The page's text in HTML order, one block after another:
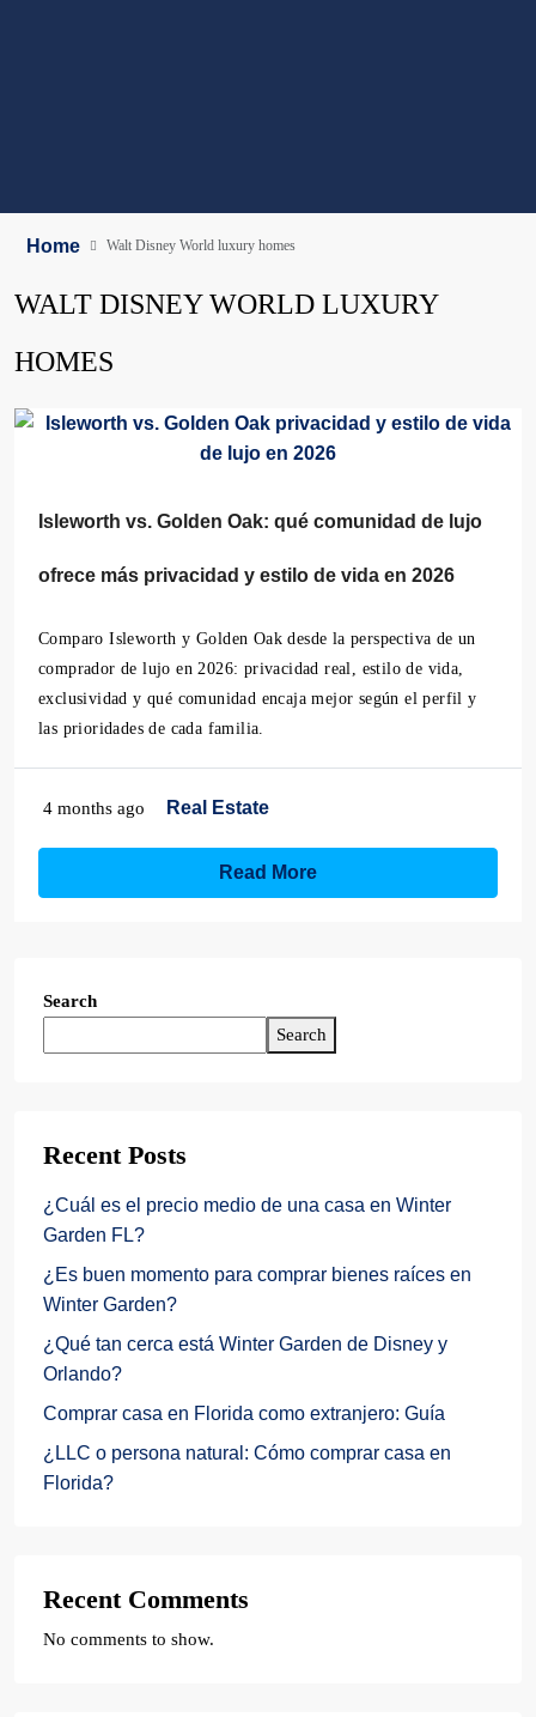
Home Walt Disney World luxury homes
WALT DISNEY WORLD LUXURY
HOMES
Isleworth vs. Golden Oak: qué comunidad de lujo
ofrece más privacidad y estilo de vida en 2026
Comparo Isleworth y Golden Oak desde la perspectiva de un
comprador de lujo en 2026: privacidad real, estilo de vida,
exclusividad y qué comunidad encaja mejor según el perfil y
las prioridades de cada familia.
4 months ago Real Estate
Read More
Search
Search
Recent Posts
¿Cuál es el precio medio de una casa en Winter
Garden FL?
¿Es buen momento para comprar bienes raíces en
Winter Garden?
¿Qué tan cerca está Winter Garden de Disney y
Orlando?
Comprar casa en Florida como extranjero: Guía
¿LLC o persona natural: Cómo comprar casa en
Florida?
Recent Comments
No comments to show.